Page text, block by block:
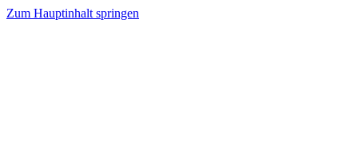
Zum Hauptinhalt springen